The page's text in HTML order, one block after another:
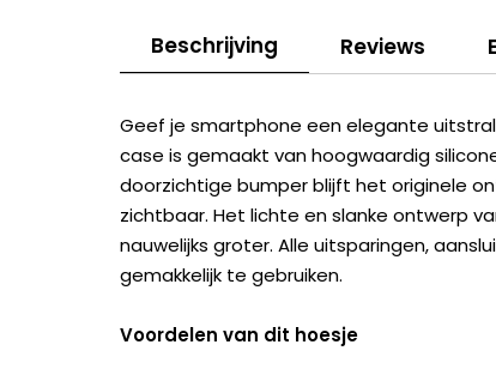
Beschrijving Reviews
Geef je smartphone een elegante
case is gemaakt van hoogwaardig
doorzichtige bumper blijft het originele
zichtbaar. Het lichte en slanke ontwerp
nauwelijks groter. Alle uitsparingen,
gemakkelijk te gebruiken.
Voordelen van dit hoesje